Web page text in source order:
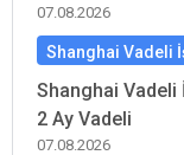
07.08.2026
Shanghai Vadeli
Shanghai
2 Ay Vadeli
07.08.2026